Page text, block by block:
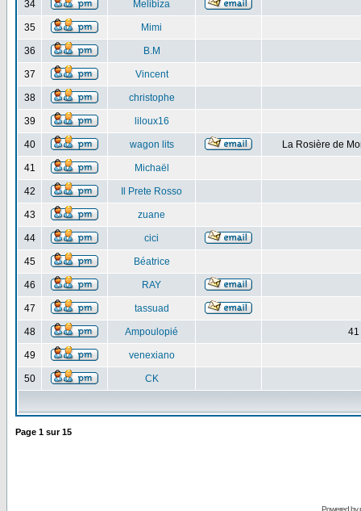
34 Melibiza
35 Mimi
36 B.M
37 Vincent
38 christophe
39 liloux16
40 wagon lits La Rosière de
41 Michaël
42 Il Prete Rosso
43 zuane
44 cici
45 Béatrice
46 RAY
47 tassuad
48 Ampoulopié 41
49 venexiano
50 CK
Page 1 sur15
Powered by